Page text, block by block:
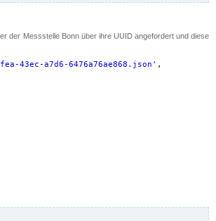
der Messstelle Bonn über ihre UUID angefordert und diese
43ec-a7d6-6476a76ae868.json ' ,